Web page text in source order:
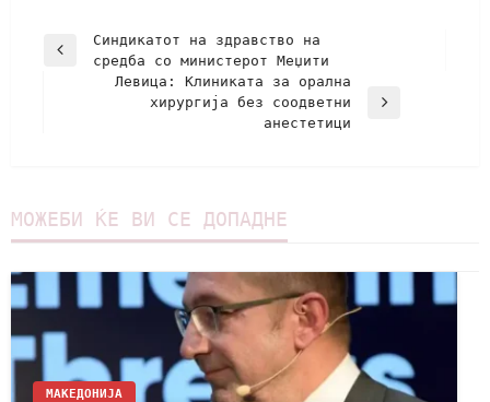
Синдикатот на здравство на
средба со министерот Меџити
Левица: Клиниката за орална
хирургија без соодветни
анестетици
МОЖЕБИ ЌЕ ВИ СЕ ДОПАДНЕ
МАКЕДОНИЈА